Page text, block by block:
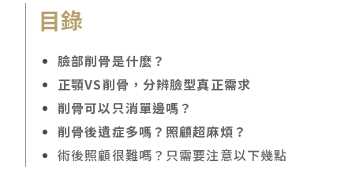
目錄
臉部削骨是什麼？
正顎VS削骨，分辨臉型真正需求
削骨可以只消單邊嗎？
削骨後遺症多嗎？照顧超麻煩？
術後照顧很難嗎？只需要注意以下幾點